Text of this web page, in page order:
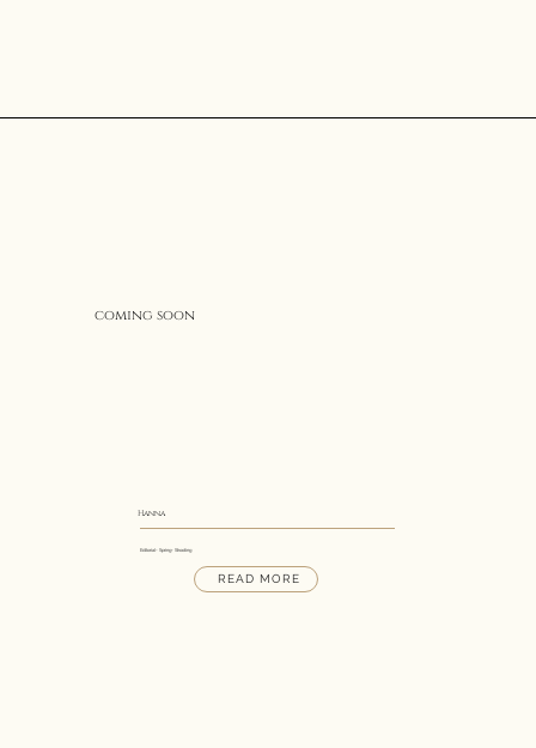
Editorial- Spring- Shooting
READ MORE
Hanna
coming soon